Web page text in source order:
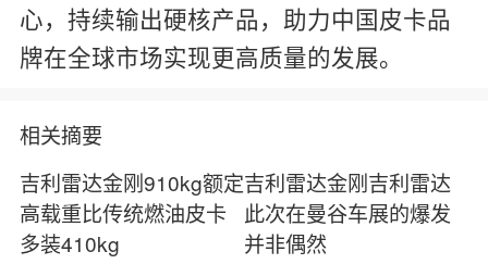
心，持续输出硬核产品，助力中国皮卡品
牌在全球市场实现更高质量的发展。
相关摘要
吉利雷达金刚910kg额定
高载重比传统燃油皮卡
多装410kg
吉利雷达金刚吉利雷达
此次在曼谷车展的爆发
并非偶然